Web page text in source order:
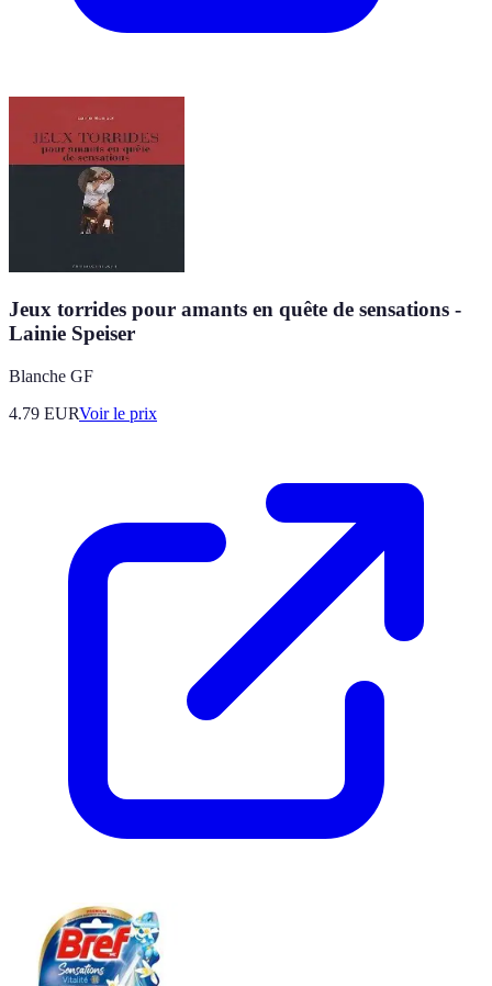
Jeux torrides pour amants en quête de sensations -
Lainie Speiser
Blanche GF
4.79 EURVoir le prix